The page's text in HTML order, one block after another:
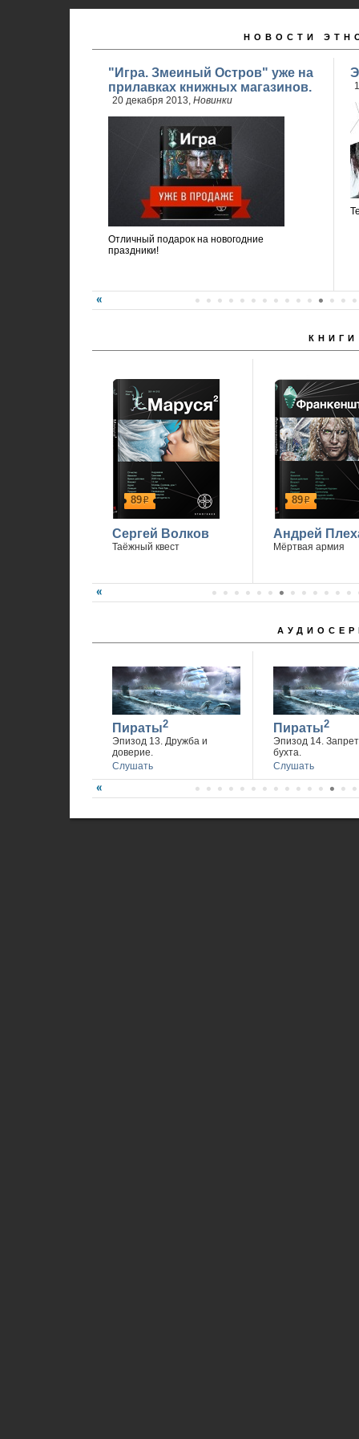
НОВОСТИ
"Игра. Змеиный Остров" уже на
прилавках книжных магазинов.
20 декабря 2013, Новинки
Отличный подарок на новогодние
праздники!
КНИГИ
89р
Сергей Волков
Таёжный квест
89р
Андрей
Мёртвая армия
Пираты2
Эпизод 13. Дружба и
доверие.
Слушать
Пираты2
Эпизод 14.
бухта.
Слушать